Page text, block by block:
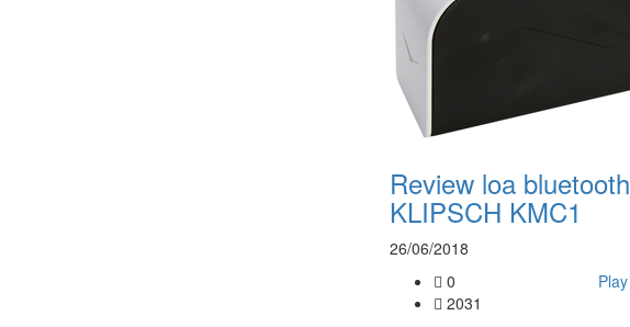
Review loa bluetooth
KLIPSCH KMC1
26/06/2018
0
2031
Play